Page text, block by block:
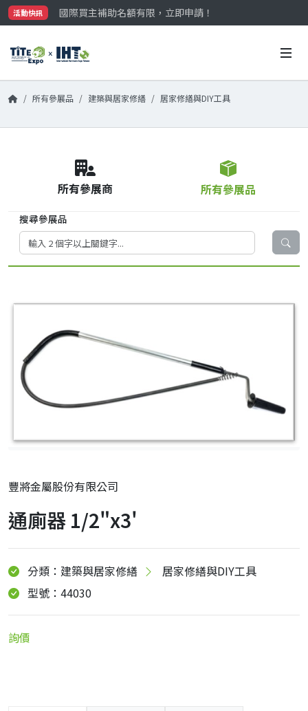
活動快訊
國際買主補助名額有限，立即申請！
參觀門票開放申請中‼️
國際買主補助名額有限，立即申請！
所有參展品 建築與居家修繕 居家修繕與DIY工具
所有參展商 所有參展品
搜尋參展品
豐將金屬股份有限公司
通廁器 1/2"x3'
分類：建築與居家修繕
居家修繕與DIY工具
型號：44030
詢價